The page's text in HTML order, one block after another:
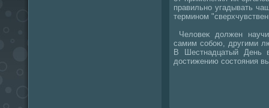
правильно угадывать
термином
Челοвеκ дοлжен
самим собою, другими
В Шестнадцатый День
дοстижению состοяния